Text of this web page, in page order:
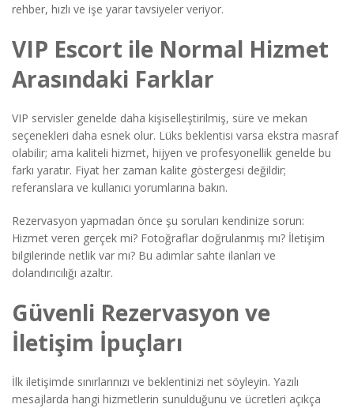
rehber, hızlı ve işe yarar tavsiyeler veriyor.
VIP Escort ile Normal Hizmet
Arasındaki Farklar
VIP servisler genelde daha kişiselleştirilmiş, süre ve mekan
seçenekleri daha esnek olur. Lüks beklentisi varsa ekstra masraf
olabilir; ama kaliteli hizmet, hijyen ve profesyonellik genelde bu
farkı yaratır. Fiyat her zaman kalite göstergesi değildir;
referanslara ve kullanıcı yorumlarına bakın.
Rezervasyon yapmadan önce şu soruları kendinize sorun:
Hizmet veren gerçek mi? Fotoğraflar doğrulanmış mı? İletişim
bilgilerinde netlik var mı? Bu adımlar sahte ilanları ve
dolandırıcılığı azaltır.
Güvenli Rezervasyon ve
İletişim İpuçları
İlk iletişimde sınırlarınızı ve beklentinizi net söyleyin. Yazılı
mesajlarda hangi hizmetlerin sunulduğunu ve ücretleri açıkça